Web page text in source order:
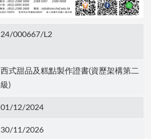
24/000667/L2
西式甜品及糕點製作證書(資歷架構第二
級)
01/12/2024
30/11/2026